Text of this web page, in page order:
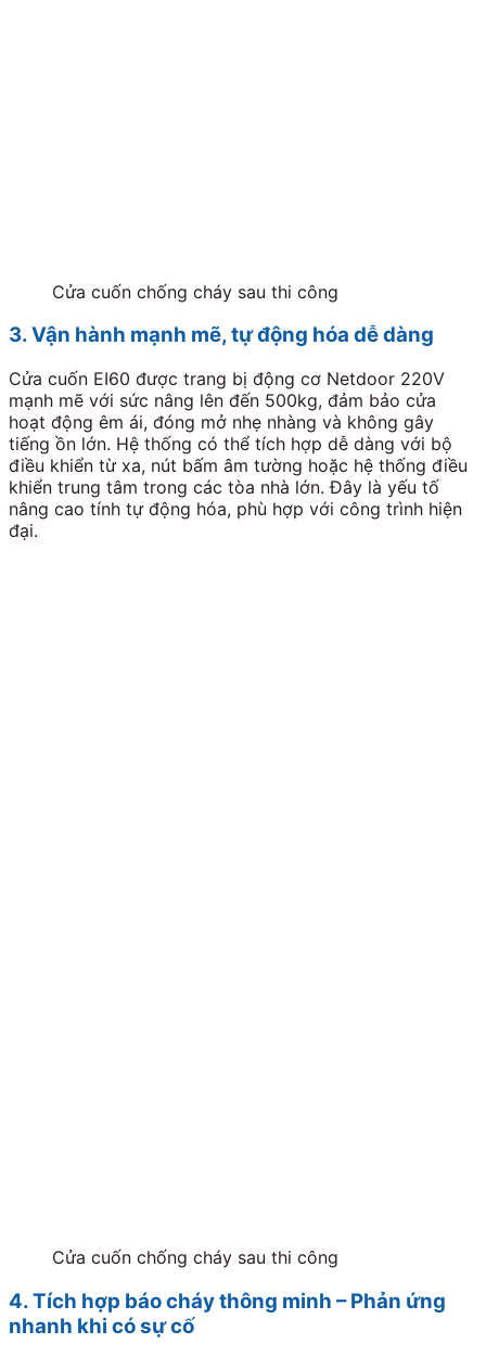
Cửa cuốn chống cháy sau thi công
3. Vận hành mạnh mẽ, tự động hóa dễ dàng
Cửa cuốn EI60 được trang bị động cơ Netdoor 220V
mạnh mẽ với sức nâng lên đến 500kg, đảm bảo cửa
hoạt động êm ái, đóng mở nhẹ nhàng và không gây
tiếng ồn lớn. Hệ thống có thể tích hợp dễ dàng với bộ
điều khiển từ xa, nút bấm âm tường hoặc hệ thống điều
khiển trung tâm trong các tòa nhà lớn. Đây là yếu tố
nâng cao tính tự động hóa, phù hợp với công trình hiện
đại.
Cửa cuốn chống cháy sau thi công
4. Tích hợp báo cháy thông minh – Phản ứng
nhanh khi có sự cố